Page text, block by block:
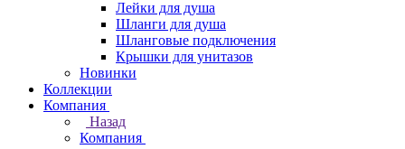
Лейки для душа
Шланги для душа
Шланговые подключения
Крышки для унитазов
Новинки
Коллекции
Компания
Назад
Компания